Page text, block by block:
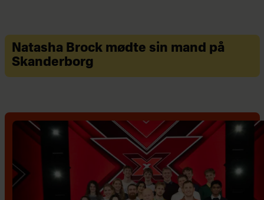
Natasha Brock mødte sin mand på
Skanderborg